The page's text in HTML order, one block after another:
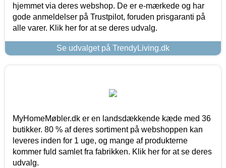
hjemmet via deres webshop. De er e-mærkede og har
gode anmeldelser på Trustpilot, foruden prisgaranti på
alle varer. Klik her for at se deres udvalg.
Se udvalget på TrendyLiving.dk
MyHomeMøbler.dk er en landsdækkende kæde med 36
butikker. 80 % af deres sortiment på webshoppen kan
leveres inden for 1 uge, og mange af produkterne
kommer fuld samlet fra fabrikken. Klik her for at se deres
udvalg.